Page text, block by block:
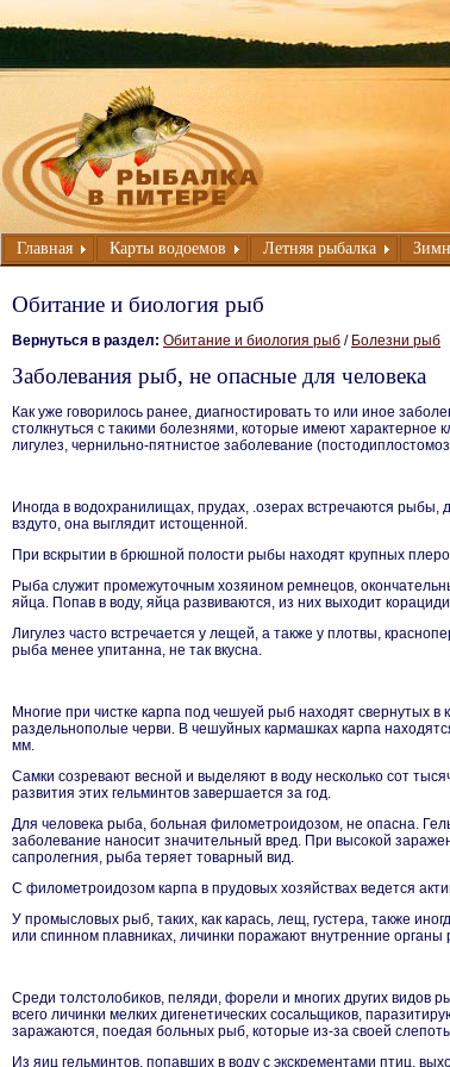
Главная Карты водоемов Летняя рыбалка
Обитание и биология рыб
Вернуться в раздел: Обитание и биология рыб / Болезни рыб
Заболевания рыб, не опасные для человека
Как уже говорилось ранее, диагностировать то или иное
столкнуться с такими болезнями, которые имеют
лигулез, чернильно-пятнистое заболевание
Иногда в водохранилищах, прудах, .озерах встречаются
вздуто, она выглядит истощенной.
При вскрытии в брюшной полости рыбы находят крупных
Рыба служит промежуточным хозяином ремнецов,
яйца. Попав в воду, яйца развиваются, из них выходит
Лигулез часто встречается у лещей, а также у плотвы,
рыба менее упитанна, не так вкусна.
Многие при чистке карпа под чешуей рыб находят свернутых
раздельнополые черви. В чешуйных кармашках карпа
мм.
Самки созревают весной и выделяют в воду несколько сот
развития этих гельминтов завершается за год.
Для человека рыба, больная филометроидозом, не опасна.
заболевание наносит значительный вред. При высокой
сапролегния, рыба теряет товарный вид.
С филометроидозом карпа в прудовых хозяйствах ведется
У промысловых рыб, таких, как карась, лещ, густера, также
или спинном плавниках, личинки поражают внутренние органы
Среди толстолобиков, пеляди, форели и многих других видов
всего личинки мелких дигенетических сосальщиков,
заражаются, поедая больных рыб, которые из-за своей
Из яиц гельминтов, попавших в воду с экскрементами птиц,